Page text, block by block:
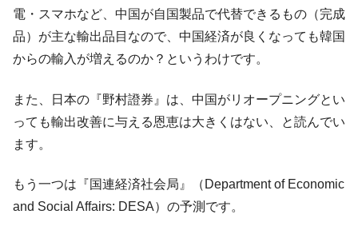
にぶん殴る法案」提出！⇒ クーパン問題は合衆国企業に対
する差別。許してはおかぬ
『Money1』
韓国ボンクラ政策室長･金容範、株価暴落に
他人事のような発言。
『Money1』
韓国半導体『SKハイニックス』2026年2Qの
業績「史上最高益」当期純利益は前年同期比13.4倍に。
『Money1』
『Money1』
【速報】韓国株式市場の暴落・本日07月29
日(水)もサイドカー・サーキットブレイカーの二段コンボ
電・スマホなど、中国が自国製品で代替できるもの（完成
品）が主な輸出品目なので、中国経済が良くなっても韓国
からの輸入が増えるのか？というわけです。
また、日本の『野村證券』は、中国がリオープニングとい
っても輸出改善に与える恩恵は大きくはない、と読んでい
ます。
もう一つは『国連経済社会局』（Department of Economic
and Social Affairs: DESA）の予測です。